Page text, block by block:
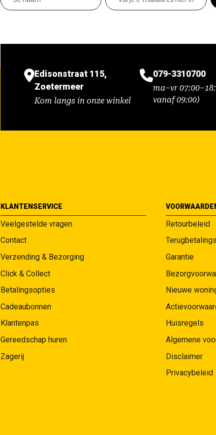
Edisonstraat 115,
Zoetermeer
Kom langs in onze winkel
079-3310700
ma–vr
vanaf 09:00)
KLANTENSERVICE
Veelgestelde vragen
Contact
Verzending & Bezorging
Click & Collect
Betalingsopties
Cadeaubonnen
Klantenpas
Gereedschap huren
Zagerij
Retourbeleid
Garantie
Nieuwe
Huisregels
Algemene
Disclaimer
Privacybeleid